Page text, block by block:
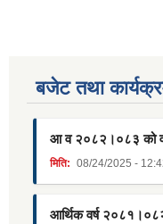
बजेट तथा
आ व २०८२।०८३ को
मिति: 08/24/2025 -
आर्थिक वर्ष २०८१।०८२